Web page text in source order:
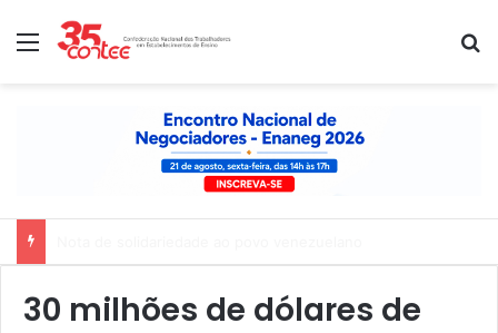
Menu
30 milhões de dólares de